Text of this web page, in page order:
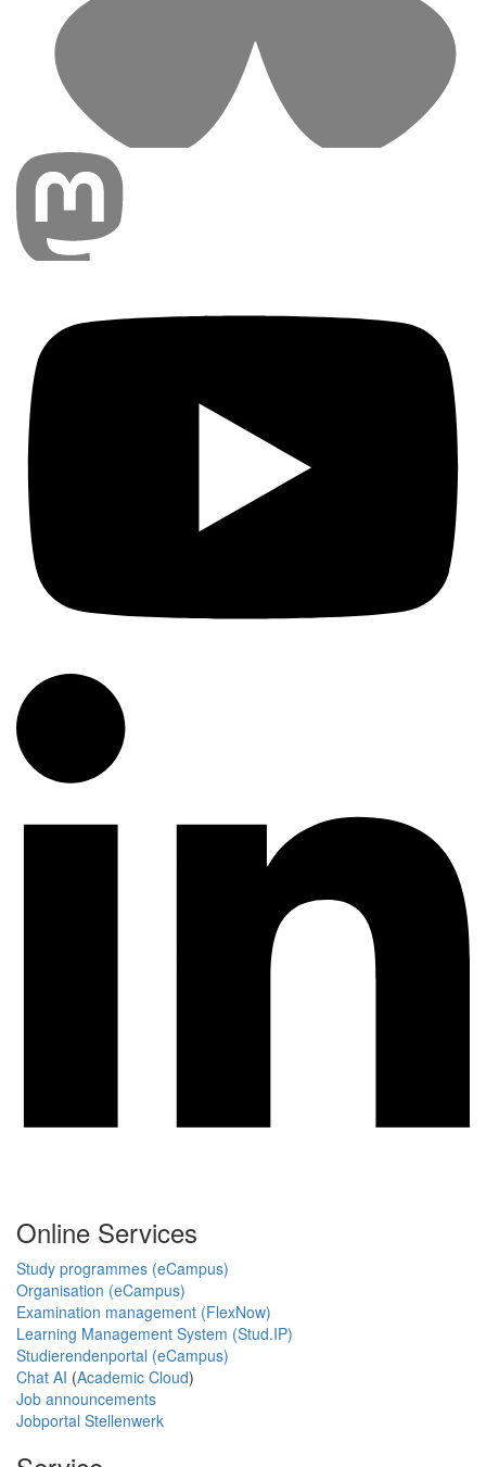
Online Services
Study programmes (eCampus)
Organisation (eCampus)
Examination management (FlexNow)
Learning Management System (Stud.IP)
Studierendenportal (eCampus)
Chat AI (Academic Cloud)
Job announcements
Jobportal Stellenwerk